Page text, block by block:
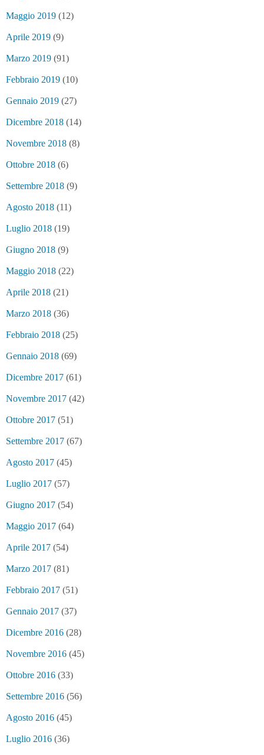
Maggio 2019 (12)
Aprile 2019 (9)
Marzo 2019 (91)
Febbraio 2019 (10)
Gennaio 2019 (27)
Dicembre 2018 (14)
Novembre 2018 (8)
Ottobre 2018 (6)
Settembre 2018 (9)
Agosto 2018 (11)
Luglio 2018 (19)
Giugno 2018 (9)
Maggio 2018 (22)
Aprile 2018 (21)
Marzo 2018 (36)
Febbraio 2018 (25)
Gennaio 2018 (69)
Dicembre 2017 (61)
Novembre 2017 (42)
Ottobre 2017 (51)
Settembre 2017 (67)
Agosto 2017 (45)
Luglio 2017 (57)
Giugno 2017 (54)
Maggio 2017 (64)
Aprile 2017 (54)
Marzo 2017 (81)
Febbraio 2017 (51)
Gennaio 2017 (37)
Dicembre 2016 (28)
Novembre 2016 (45)
Ottobre 2016 (33)
Settembre 2016 (56)
Agosto 2016 (45)
Luglio 2016 (36)